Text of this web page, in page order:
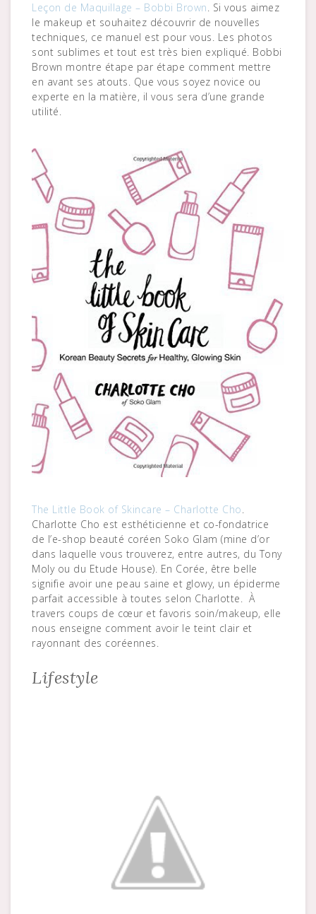
Leçon de Maquillage – Bobbi Brown. Si vous aimez
le makeup et souhaitez découvrir de nouvelles
techniques, ce manuel est pour vous. Les photos
sont sublimes et tout est très bien expliqué. Bobbi
Brown montre étape par étape comment mettre
en avant ses atouts. Que vous soyez novice ou
experte en la matière, il vous sera d’une grande
utilité.
The Little Book of Skincare – Charlotte Cho.
Charlotte Cho est esthéticienne et co-fondatrice
de l’e-shop beauté coréen Soko Glam (mine d’or
dans laquelle vous trouverez, entre autres, du Tony
Moly ou du Etude House). En Corée, être belle
signifie avoir une peau saine et glowy, un épiderme
parfait accessible à toutes selon Charlotte. À
travers coups de cœur et favoris soin/makeup, elle
nous enseigne comment avoir le teint clair et
rayonnant des coréennes.
Lifestyle